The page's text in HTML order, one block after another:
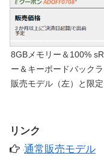
8GBメモリー＆100%
ー＆キーボードバック
販売モデル（左）と限
リンク
通常販売モデル